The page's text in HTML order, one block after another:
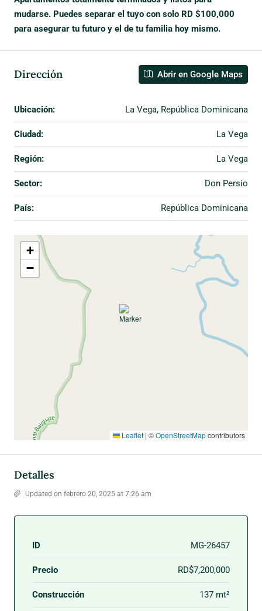
mudarse. Puedes separar el tuyo con solo RD $100,000
para asegurar tu futuro y el de tu familia hoy mismo.
Dirección Abrir en Google Maps
Ubicación: La Vega, República Dominicana
Ciudad: La Vega
Región: La Vega
Sector: Don Persio
País: República Dominicana
+
−
Leaflet | ©OpenStreetMapcontributors
Detalles
Updated on febrero 20, 2025 at 7:26 am
ID MG-26457
Precio RD$7,200,000
Construcción 137 mt²